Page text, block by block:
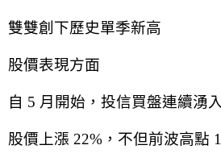
雙雙創下歷史單季新高
股價表現方面
自 5 月開始，投信買盤連續湧入
股價上漲 22%，不但前波高點